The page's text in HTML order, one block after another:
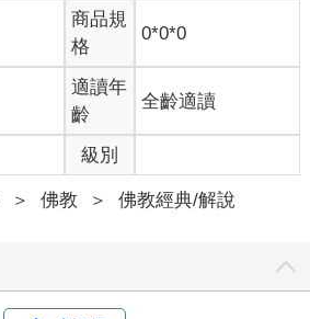
萬法的根源，故此不說第八識有「因緣
中的現行位而言，則仍需有「因緣
行之義，故第八識之現識位仍有「因緣
己所流注之自識種子故；但亦可說為無
而有異說，不可侷定一說。然下文亦依
；是故總說之後，分說三依之名及義；
釋，皆以依其所持之業行而闡釋故。
；諸有為法皆託此依，離自因緣，必不
依」之故，玄奘說七轉識的所有心與
緣依——又名開導依。
」，又名「種子依」；是說七轉識等心
商品規
格
0*0*0
適讀年
齡
全齡適讀
級別
＞ 佛教 ＞ 佛教經典/解說